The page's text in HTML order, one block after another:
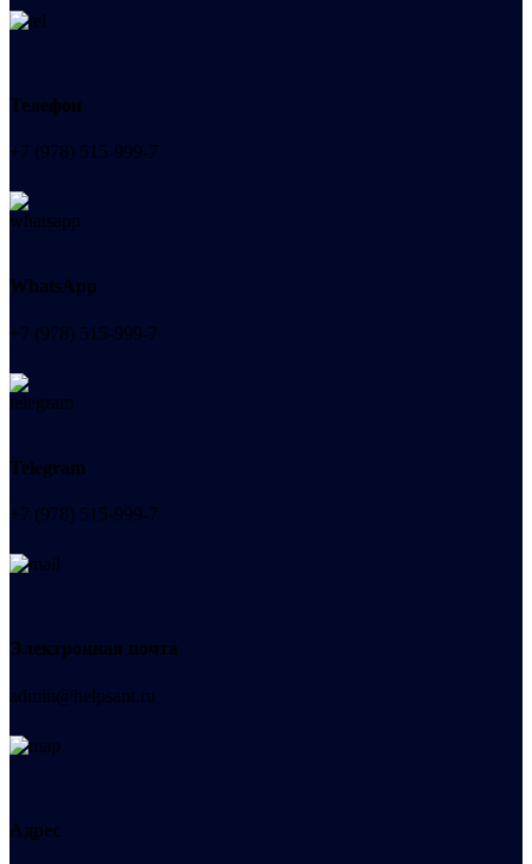
Телефон
+7 (978) 515-999-7
WhatsApp
+7 (978) 515-999-7
Telegram
+7 (978) 515-999-7
Электронная почта
admin@helpsant.ru
Адрес